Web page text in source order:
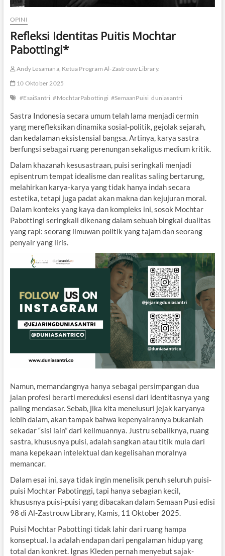
OPINI
Refleksi Identitas Puitis Mochtar
Pabottingi*
Andy Lesamana, Ketua Program Al-Zastrouw Library.
10 Oktober 2025
#EsaiSantri #MochtarPabottingi #SemaanPuisi duniasantri
Sastra Indonesia secara umum telah lama menjadi cermin
yang merefleksikan dinamika sosial-politik, gejolak sejarah,
dan kedalaman eksistensial bangsa. Artinya, karya sastra
berfungsi sebagai ruang perenungan sekaligus medium kritik.
Dalam khazanah kesusastraan, puisi seringkali menjadi
episentrum tempat idealisme dan realitas saling bertarung,
melahirkan karya-karya yang tidak hanya indah secara
estetika, tetapi juga padat akan makna dan kejujuran moral.
Dalam konteks yang kaya dan kompleks ini, sosok Mochtar
Pabottingi seringkali dikenang dalam sebuah bingkai dualitas
yang rapi: seorang ilmuwan politik yang tajam dan seorang
penyair yang liris.
Namun, memandangnya hanya sebagai persimpangan dua
jalan profesi berarti mereduksi esensi dari identitasnya yang
paling mendasar. Sebab, jika kita menelusuri jejak karyanya
lebih dalam, akan tampak bahwa kepenyairannya bukanlah
sekadar “sisi lain” dari keilmuannya. Justru sebaliknya, ruang
sastra, khususnya puisi, adalah sangkan atau titik mula dari
mana kepekaan intelektual dan kegelisahan moralnya
memancar.
Dalam esai ini, saya tidak ingin menelisik penuh seluruh puisi-
puisi Mochtar Pabotinggi, tapi hanya sebagian kecil,
khususnya puisi-puisi yang dibacakan dalam Semaan Pusi edisi
98 di Al-Zastrouw Library, Kamis, 11 Oktober 2025.
Puisi Mochtar Pabottingi tidak lahir dari ruang hampa
konseptual. Ia adalah endapan dari pengalaman hidup yang
total dan konkret. Ignas Kleden pernah menyebut sajak-